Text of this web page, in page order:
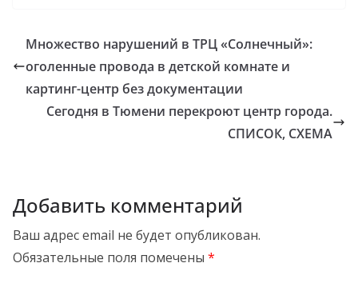
Множество нарушений в ТРЦ «Солнечный»:
оголенные провода в детской комнате и
картинг-центр без документации
Сегодня в Тюмени перекроют центр города.
СПИСОК, СХЕМА
Добавить комментарий
Ваш адрес email не будет опубликован.
Обязательные поля помечены *